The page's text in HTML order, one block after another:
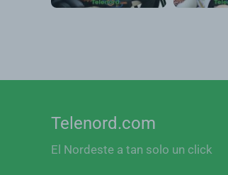
Telenord.com
El Nordeste a tan solo un click